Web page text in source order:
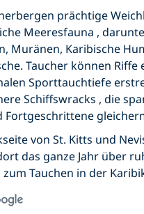
prächtige
Meeresfauna ,
Muränen, Karibische
Taucher können Riffe
Sporttauchtiefe
Schiffswracks , die
Fortgeschrittene
von St. Kitts und
das ganze Jahr über
zumTauchen in der